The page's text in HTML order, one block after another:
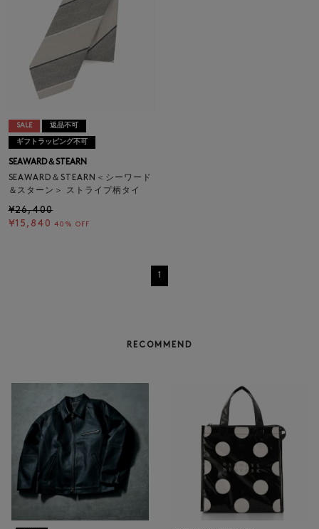
SALE 返品不可
ギフトラッピング不可
SEAWARD＆STEARN
SEAWARD＆STEARN＜シーワード
＆スターン＞ ストライプ柄タイ
¥26,400
¥15,840 40% OFF
1
RECOMMEND